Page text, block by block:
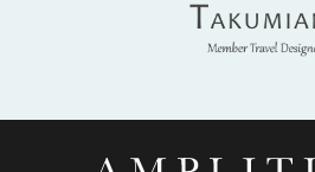
Takumians